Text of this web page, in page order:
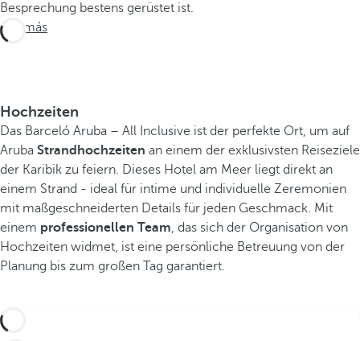
Besprechung bestens gerüstet ist.
Ver más
Hochzeiten
Das Barceló Aruba – All Inclusive ist der perfekte Ort, um auf
Aruba Strandhochzeiten an einem der exklusivsten Reiseziele
der Karibik zu feiern. Dieses Hotel am Meer liegt direkt an
einem Strand - ideal für intime und individuelle Zeremonien
mit maßgeschneiderten Details für jeden Geschmack. Mit
einem professionellen Team, das sich der Organisation von
Hochzeiten widmet, ist eine persönliche Betreuung von der
Planung bis zum großen Tag garantiert.